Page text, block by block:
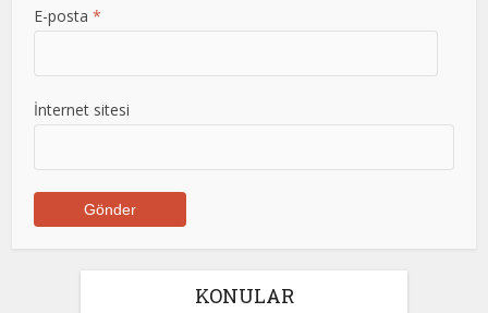
E-posta*
İnternet sitesi
KONULAR